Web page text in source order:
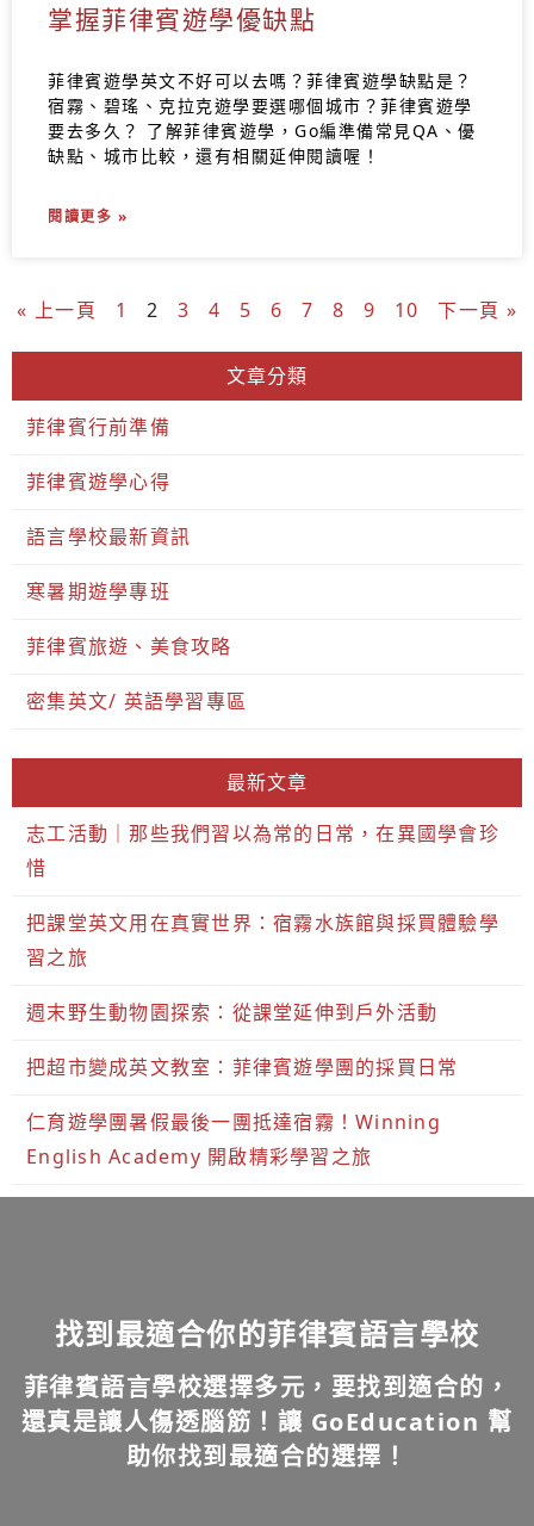
掌握菲律賓遊學優缺點
菲律賓遊學英文不好可以去嗎？菲律賓遊學缺點是？
宿霧、碧瑤、克拉克遊學要選哪個城市？菲律賓遊學
要去多久？ 了解菲律賓遊學，Go編準備常見QA、優
缺點、城市比較，還有相關延伸閱讀喔！
閱讀更多 »
« 上一頁 1 2 3 4 5 6 7 8 9 10 下一頁 »
文章分類
菲律賓行前準備
菲律賓遊學心得
語言學校最新資訊
寒暑期遊學專班
菲律賓旅遊、美食攻略
密集英文/ 英語學習專區
最新文章
志工活動｜那些我們習以為常的日常，在異國學會珍
惜
把課堂英文用在真實世界：宿霧水族館與採買體驗學
習之旅
週末野生動物園探索：從課堂延伸到戶外活動
把超市變成英文教室：菲律賓遊學團的採買日常
仁育遊學團暑假最後一團抵達宿霧！Winning
English Academy 開啟精彩學習之旅
找到最適合你的菲律賓語言學校
菲律賓語言學校選擇多元，要找到適合的，
還真是讓人傷透腦筋！讓 GoEducation 幫
助你找到最適合的選擇！